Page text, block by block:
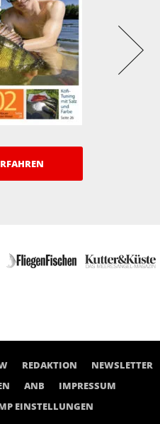
REDAKTION
NEWSLETTER
ANB
IMPRESSUM
EINSTELLUNGEN